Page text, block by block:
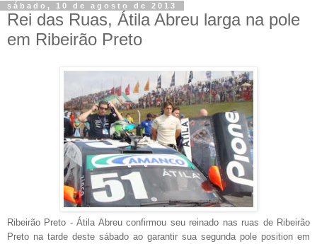
sábado, 10 de agosto de 2013
Rei das Ruas, Átila Abreu larga na pole
em Ribeirão Preto
Ribeirão Preto - Átila Abreu confirmou seu reinado nas ruas de Ribeirão
Preto na tarde deste sábado ao garantir sua segunda pole position em